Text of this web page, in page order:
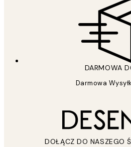
DARMOWA
Darmowa
DOŁĄCZ DO NASZEGO